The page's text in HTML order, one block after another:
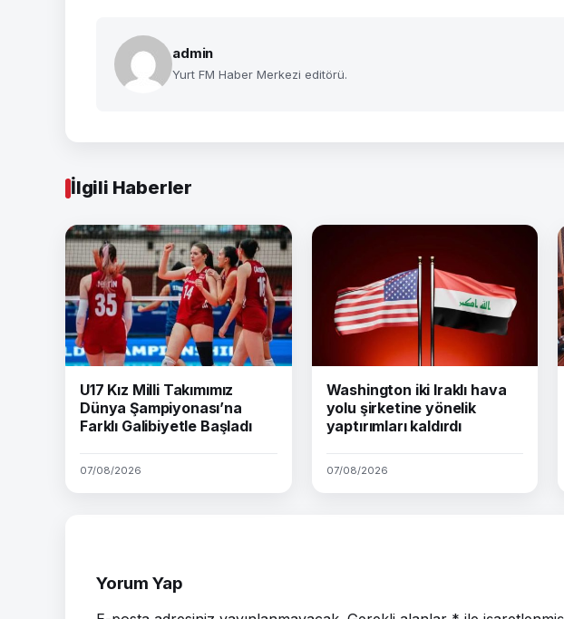
admin
Yurt FM Haber Merkezi editörü.
İlgili Haberler
U17 Kız Milli Takımımız
Dünya Şampiyonası’na
Farklı Galibiyetle Başladı
07/08/2026
Washington iki Iraklı hava
yolu şirketine yönelik
yaptırımları kaldırdı
07/08/2026
Yorum Yap